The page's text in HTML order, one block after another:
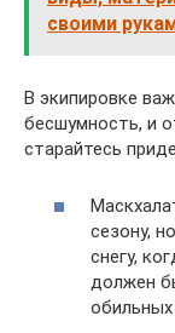
своими
В экипировке
бесшумность, и
старайтесь
сезону,
снегу,
должен